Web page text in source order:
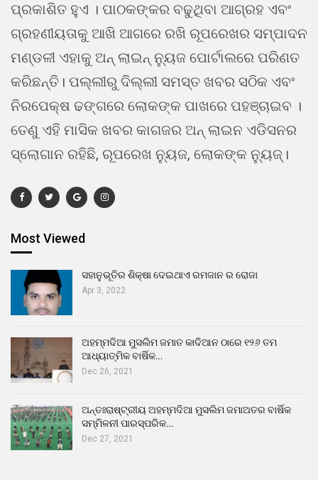
ପ୍ରକାଶିତ ହୁଏ । ପାଠକଙ୍କର ବଢୁଥିବା ଆଗ୍ରହ ଏବଂ
ଗ୍ରହଣୀୟତାକୁ ଆଖି ଆଗରେ ରଖି ରୂପରେଖର ସମ୍ପାଦନ
ମଣ୍ଡଳୀ ଏହାକୁ ଅନ୍ ଲାଇନ୍ ନ୍ୟୁଜ ପୋର୍ଟାଲରେ ପରିଣତ
କରିଛନ୍ତି। ପଲ୍ଲୀରୁ ଦିଲ୍ଲୀ ସମସ୍ତ ଖବର ସଠିକ ଏବଂ
ନିରପେକ୍ଷ ଢଙ୍ଗରେ ଲୋକଙ୍କ ପାଖରେ ପହଞ୍ଚାଇବ ।
ତେଣୁ ଏହି ମାସିକ ଖବର କାଗଜର ଅନ୍ ଲାଇନ ଏଡିସନର
ସ୍ଲୋଗାନ ରହିଛି, ରୂପରେଖ ନ୍ୟୁଜ, ଲୋକଙ୍କ ନ୍ୟୁଜ୍।
Most Viewed
ସହାନୁଭୂତିର ଶିକ୍ଷା ଦେଇଥାଏ ରମଜାନ ର ରୋଜା
Apr 3, 2022
ଅହମ୍ମଦିଆ ମୁସଲିମ ଜମାତ କାଦିଆନ ଠାରେ ୧୨୬ ତମ
ଆଧ୍ୟାତ୍ମିକ ବାର୍ଷିକ…
Dec 26, 2021
ଅନ୍ତଃରାଷ୍ଟ୍ରୀୟ ଅହମ୍ମଦିଆ ମୁସଲିମ ଜମାଅତର ବାର୍ଷିକ
ସମ୍ମିଳନୀ ପାରସ୍ପରିକ…
Dec 27, 2021